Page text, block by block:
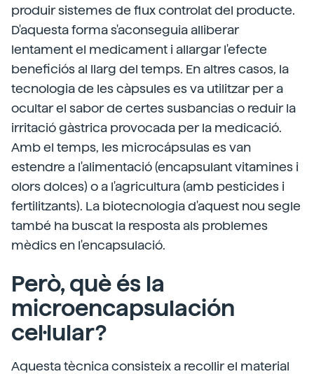
produir sistemes de flux controlat del producte.
D'aquesta forma s'aconseguia alliberar
lentament el medicament i allargar l'efecte
beneficiós al llarg del temps. En altres casos, la
tecnologia de les càpsules es va utilitzar per a
ocultar el sabor de certes susbancias o reduir la
irritació gàstrica provocada per la medicació.
Amb el temps, les microcápsulas es van
estendre a l'alimentació (encapsulant vitamines i
olors dolces) o a l'agricultura (amb pesticides i
fertilitzants). La biotecnologia d'aquest nou segle
també ha buscat la resposta als problemes
mèdics en l'encapsulació.
Però, què és la
microencapsulación
cel·lular?
Aquesta tècnica consisteix a recollir el material